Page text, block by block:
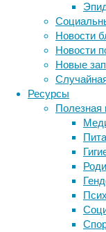
Новости
Новости
Новые
Ресурсы
Полезная
но
и
веществ
вроде
свинца.